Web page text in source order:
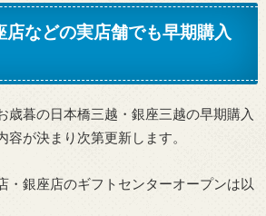
店などの実店舗でも早期購入
歳暮の日本橋三越・銀座三越の早期購入
が決まり次第更新します。
・銀座店のギフトセンターオープンは以